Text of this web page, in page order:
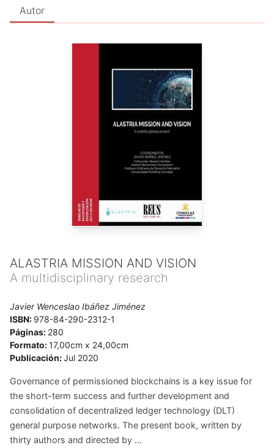
Autor
ALASTRIA MISSION AND VISION
A multidisciplinary research
Javier Wenceslao Ibáñez Jiménez
ISBN: 978-84-290-2312-1
Páginas: 280
Formato:17,00cm x 24,00cm
Publicación:Jul 2020
Governance of permissioned blockchains is a key issue for
the short-term success and further development and
consolidation of decentralized ledger technology (DLT)
general purpose networks. The present book, written by
thirty authors and directed by ...